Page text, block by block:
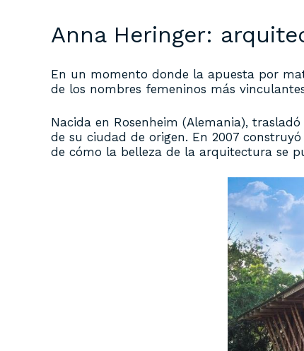
Anna Heringer:
En un momento donde la apuesta por
de los nombres femeninos más
Nacida en Rosenheim (Alemania),
de su ciudad de origen. En 2007
de cómo la belleza de la arquitectura se